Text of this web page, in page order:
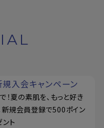
入会キャンペーン
！夏の素肌を、もっと好き
新規会員登録で500ポイン
ント